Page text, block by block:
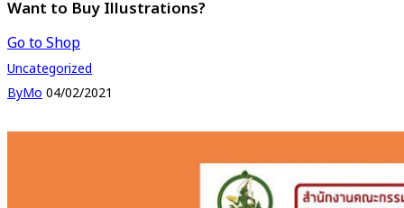
Want to Buy Illustrations?
Go to Shop
Uncategorized
ByMo 04/02/2021